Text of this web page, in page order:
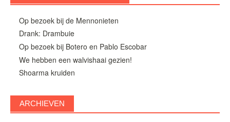
Op bezoek bij de Mennonieten
Drank: Drambuie
Op bezoek bij Botero en Pablo Escobar
We hebben een walvishaai gezien!
Shoarma kruiden
ARCHIEVEN